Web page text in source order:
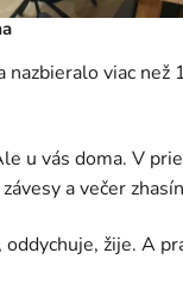
nazbieralo viac
u vás doma. V
a večer
žije. A